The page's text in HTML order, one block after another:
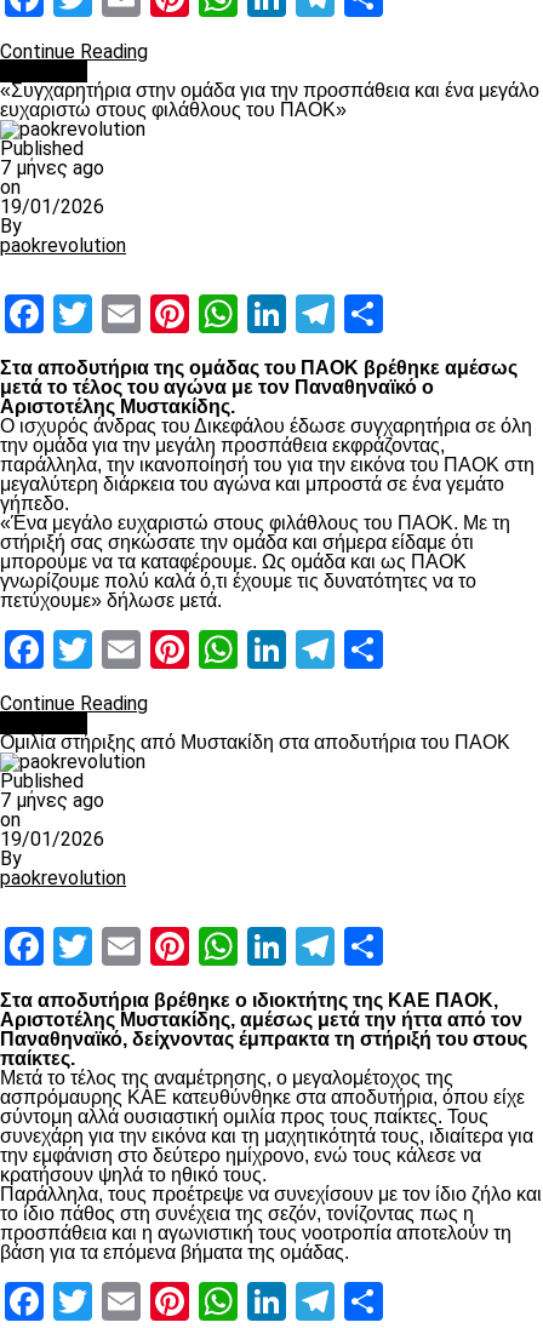
Continue Reading
«Συγχαρητήρια στην ομάδα για την προσπάθεια και ένα μεγάλο
ευχαριστώ στους φιλάθλους του ΠΑΟΚ»
Published
7 μήνες ago
on
19/01/2026
By
paokrevolution
Facebook
Twitter
EmailPinterest
WhatsApp
LinkedIn
Telegram
Στα αποδυτήρια της ομάδας του ΠΑΟΚ βρέθηκε αμέσως
μετά το τέλος του αγώνα με τον Παναθηναϊκό ο
Αριστοτέλης Μυστακίδης.
Ο ισχυρός άνδρας του Δικεφάλου έδωσε συγχαρητήρια σε όλη
την ομάδα για την μεγάλη προσπάθεια εκφράζοντας,
παράλληλα, την ικανοποίησή του για την εικόνα του ΠΑΟΚ στη
μεγαλύτερη διάρκεια του αγώνα και μπροστά σε ένα γεμάτο
γήπεδο.
«Ένα μεγάλο ευχαριστώ στους φιλάθλους του ΠΑΟΚ. Με τη
στήριξή σας σηκώσατε την ομάδα και σήμερα είδαμε ότι
μπορούμε να τα καταφέρουμε. Ως ομάδα και ως ΠΑΟΚ
γνωρίζουμε πολύ καλά ό,τι έχουμε τις δυνατότητες να το
πετύχουμε» δήλωσε μετά.
Facebook
Twitter
EmailPinterest
WhatsApp
LinkedIn
Telegram
Continue Reading
Ομιλία στήριξης από Μυστακίδη στα αποδυτήρια του ΠΑΟΚ
Published
7 μήνες ago
on
19/01/2026
By
paokrevolution
Facebook
Twitter
EmailPinterest
WhatsApp
LinkedIn
Telegram
Στα αποδυτήρια βρέθηκε ο ιδιοκτήτης της ΚΑΕ ΠΑΟΚ,
Αριστοτέλης Μυστακίδης, αμέσως μετά την ήττα από τον
Παναθηναϊκό, δείχνοντας έμπρακτα τη στήριξή του στους
παίκτες.
Μετά το τέλος της αναμέτρησης, ο μεγαλομέτοχος της
ασπρόμαυρης ΚΑΕ κατευθύνθηκε στα αποδυτήρια, όπου είχε
σύντομη αλλά ουσιαστική ομιλία προς τους παίκτες. Τους
συνεχάρη για την εικόνα και τη μαχητικότητά τους, ιδιαίτερα για
την εμφάνιση στο δεύτερο ημίχρονο, ενώ τους κάλεσε να
κρατήσουν ψηλά το ηθικό τους.
Παράλληλα, τους προέτρεψε να συνεχίσουν με τον ίδιο ζήλο και
το ίδιο πάθος στη συνέχεια της σεζόν, τονίζοντας πως η
προσπάθεια και η αγωνιστική τους νοοτροπία αποτελούν τη
βάση για τα επόμενα βήματα της ομάδας.
Facebook
Twitter
EmailPinterest
WhatsApp
LinkedIn
Telegram